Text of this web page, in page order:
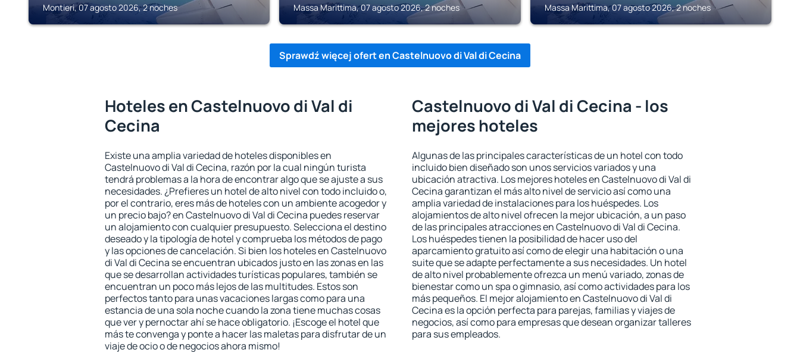
Montieri, 07 agosto 2026, 2 noches Massa Marittima, 07 agosto 2026, 2 noches Massa Marittima, 07 agosto 2026, 2 noches
Sprawdź więcej ofert en Castelnuovo di Val di Cecina
Hoteles en Castelnuovo di Val di
Cecina
Existe una amplia variedad de hoteles disponibles en
Castelnuovo di Val di Cecina, razón por la cual ningún turista
tendrá problemas a la hora de encontrar algo que se ajuste a sus
necesidades. ¿Prefieres un hotel de alto nivel con todo incluido o,
por el contrario, eres más de hoteles con un ambiente acogedor y
un precio bajo? en Castelnuovo di Val di Cecina puedes reservar
un alojamiento con cualquier presupuesto. Selecciona el destino
deseado y la tipología de hotel y comprueba los métodos de pago
y las opciones de cancelación. Si bien los hoteles en Castelnuovo
di Val di Cecina se encuentran ubicados justo en las zonas en las
que se desarrollan actividades turísticas populares, también se
encuentran un poco más lejos de las multitudes. Estos son
perfectos tanto para unas vacaciones largas como para una
estancia de una sola noche cuando la zona tiene muchas cosas
que ver y pernoctar ahí se hace obligatorio. ¡Escoge el hotel que
más te convenga y ponte a hacer las maletas para disfrutar de un
viaje de ocio o de negocios ahora mismo!
Castelnuovo di Val di Cecina - los
mejores hoteles
Algunas de las principales características de un hotel con todo
incluido bien diseñado son unos servicios variados y una
ubicación atractiva. Los mejores hoteles en Castelnuovo di Val di
Cecina garantizan el más alto nivel de servicio así como una
amplia variedad de instalaciones para los huéspedes. Los
alojamientos de alto nivel ofrecen la mejor ubicación, a un paso
de las principales atracciones en Castelnuovo di Val di Cecina.
Los huéspedes tienen la posibilidad de hacer uso del
aparcamiento gratuito así como de elegir una habitación o una
suite que se adapte perfectamente a sus necesidades. Un hotel
de alto nivel probablemente ofrezca un menú variado, zonas de
bienestar como un spa o gimnasio, así como actividades para los
más pequeños. El mejor alojamiento en Castelnuovo di Val di
Cecina es la opción perfecta para parejas, familias y viajes de
negocios, así como para empresas que desean organizar talleres
para sus empleados.